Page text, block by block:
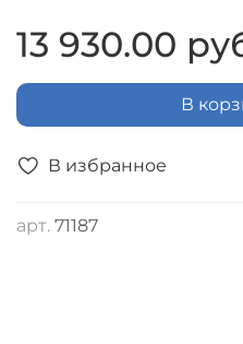
В избранное
арт. 71187
13 930.00
В